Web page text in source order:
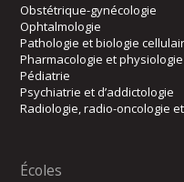
Obstétrique-gynécologie
Ophtalmologie
Pathologie et biologie
Pharmacologie et physiologie
Pédiatrie
Psychiatrie et d’addictologie
Radiologie, radio-oncologie
Écoles